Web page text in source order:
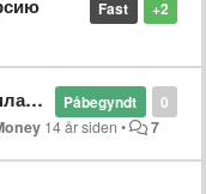
+2
Fast
0
Påbegyndt
14 år siden • 7